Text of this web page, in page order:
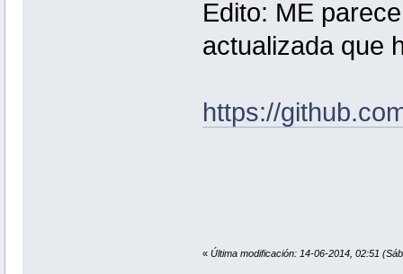
Edito: ME
actualizada que
https://
« Última modificación: 14-06-2014, 02:51